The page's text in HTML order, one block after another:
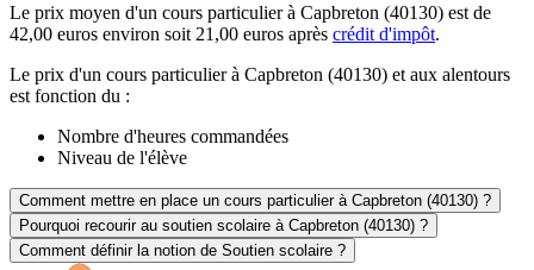
Le prix moyen d'un cours particulier à Capbreton (40130) est de
42,00 euros environ soit 21,00 euros après crédit d'impôt.
Le prix d'un cours particulier à Capbreton (40130) et aux alentours
est fonction du :
Nombre d'heures commandées
Niveau de l'élève
Comment mettre en place un cours particulier à Capbreton (40130) ?
Pourquoi recourir au soutien scolaire à Capbreton (40130) ?
Comment définir la notion de Soutien scolaire ?